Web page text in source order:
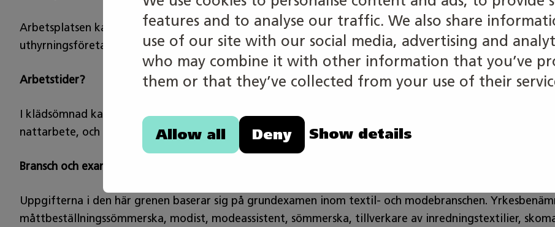
features and to analyse our traffic. We also share
use of our site with our social media, advertising and
who may combine it with other information that you’ve
them or that they’ve collected from your use of their
Allow all Deny Show details
Arbetsplatsen kan till exempel vara ett småföretag som tillverkar textilier, kläder eller skor eller
uthyrningsföretag eller en kostymateljé. Arbetet kan utföras runt om i Finland.
Arbetstider?
I klädsömnad kan arbetstiderna variera mycket beroende på arbetsgivare, arbetsuppgifter och
nattarbete, och det kan också innehålla veckoslutsarbete.
Bransch och examen som uppgifterna i grenen baserar sig på:
Uppgifterna i den här grenen baserar sig på grundexamen inom textil- och modebranschen.
måttbeställningssömmerska, modist, modeassistent, sömmerska, tillverkare av inredningstextilier,